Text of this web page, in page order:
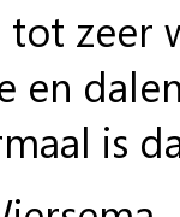
tot
en
is